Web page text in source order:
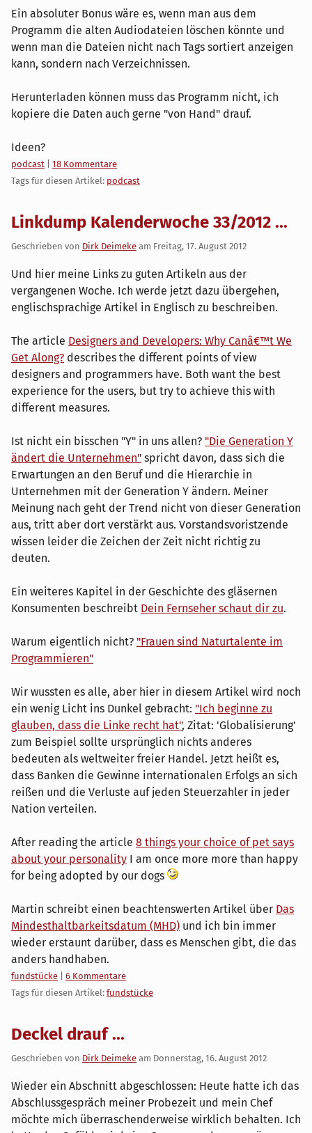
Ein absoluter Bonus wäre es, wenn man aus dem
Programm die alten Audiodateien löschen könnte und
wenn man die Dateien nicht nach Tags sortiert anzeigen
kann, sondern nach Verzeichnissen.
Herunterladen können muss das Programm nicht, ich
kopiere die Daten auch gerne "von Hand" drauf.
Ideen?
Kategorien:
podcast
18 Kommentare
Tags für diesen Artikel: podcast
Linkdump Kalenderwoche 33/2012 ...
Geschrieben von Dirk Deimeke am Freitag, 17. August 2012
Und hier meine Links zu guten Artikeln aus der
vergangenen Woche. Ich werde jetzt dazu übergehen,
englischsprachige Artikel in Englisch zu beschreiben.
The article Designers and Developers: Why Canâ€™t We
Get Along? describes the different points of view
designers and programmers have. Both want the best
experience for the users, but try to achieve this with
different measures.
Ist nicht ein bisschen "Y" in uns allen? "Die Generation Y
ändert die Unternehmen" spricht davon, dass sich die
Erwartungen an den Beruf und die Hierarchie in
Unternehmen mit der Generation Y ändern. Meiner
Meinung nach geht der Trend nicht von dieser Generation
aus, tritt aber dort verstärkt aus. Vorstandsvoristzende
wissen leider die Zeichen der Zeit nicht richtig zu
deuten.
Ein weiteres Kapitel in der Geschichte des gläsernen
Konsumenten beschreibt Dein Fernseher schaut dir zu.
Warum eigentlich nicht? "Frauen sind Naturtalente im
Programmieren"
Wir wussten es alle, aber hier in diesem Artikel wird noch
ein wenig Licht ins Dunkel gebracht: "Ich beginne zu
glauben, dass die Linke recht hat", Zitat: 'Globalisierung'
zum Beispiel sollte ursprünglich nichts anderes
bedeuten als weltweiter freier Handel. Jetzt heißt es,
dass Banken die Gewinne internationalen Erfolgs an sich
reißen und die Verluste auf jeden Steuerzahler in jeder
Nation verteilen.
After reading the article 8 things your choice of pet says
about your personality I am once more more than happy
for being adopted by our dogs
Martin schreibt einen beachtenswerten Artikel über Das
Mindesthaltbarkeitsdatum (MHD) und ich bin immer
wieder erstaunt darüber, dass es Menschen gibt, die das
anders handhaben.
Kategorien:
fundstücke
6 Kommentare
Tags für diesen Artikel: fundstücke
Deckel drauf ...
Geschrieben von Dirk Deimeke am Donnerstag, 16. August 2012
Wieder ein Abschnitt abgeschlossen: Heute hatte ich das
Abschlussgespräch meiner Probezeit und mein Chef
möchte mich überraschenderweise wirklich behalten. Ich